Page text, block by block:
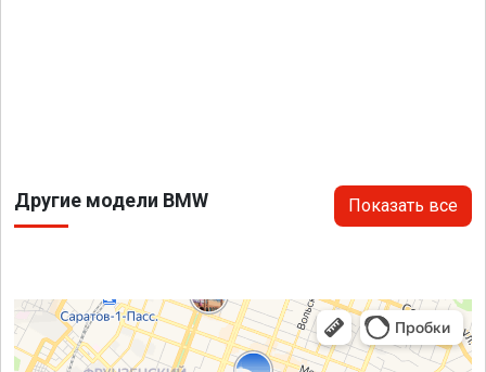
Другие модели BMW Показать все